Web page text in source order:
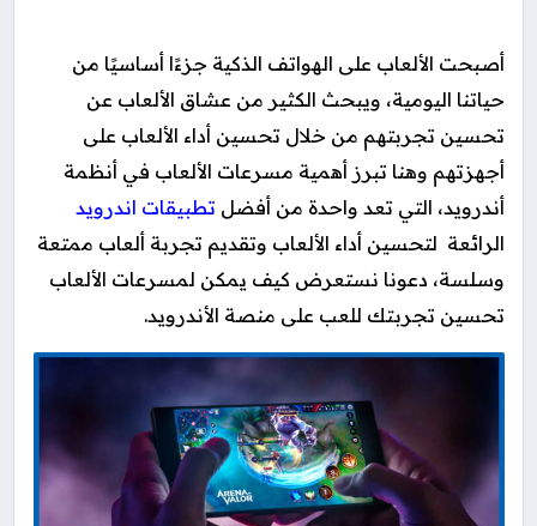
أصبحت الألعاب على الهواتف الذكية جزءًا أساسيًا من
حياتنا اليومية، ويبحث الكثير من عشاق الألعاب عن
تحسين تجربتهم من خلال تحسين أداء الألعاب على
أجهزتهم وهنا تبرز أهمية مسرعات الألعاب في أنظمة
أندرويد، التي تعد واحدة من أفضل تطبيقات اندرويد
الرائعة لتحسين أداء الألعاب وتقديم تجربة ألعاب ممتعة
وسلسة، دعونا نستعرض كيف يمكن لمسرعات الألعاب
تحسين تجربتك للعب على منصة الأندرويد.